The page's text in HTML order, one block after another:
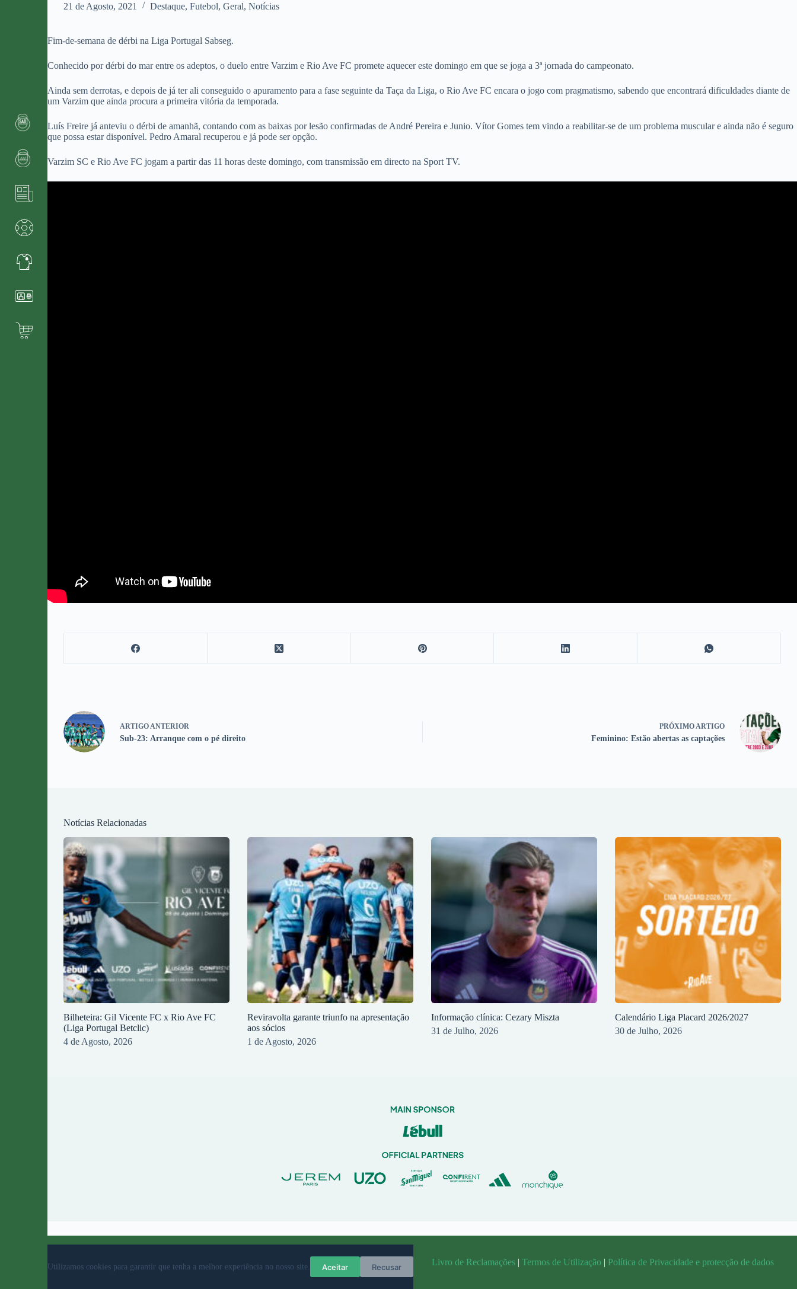
Utilizamos cookies para garantir que tenha a melhor experiência no nosso site. Aceitar Recusar
21 de Agosto, 2021 Destaque,Futebol,Geral,Notícias
Fim-de-semana de dérbi na Liga Portugal Sabseg.
Conhecido por dérbi do mar entre os adeptos, o duelo entre Varzim e Rio Ave FC promete aquecer este domingo em que se joga a 3ª jornada do campeonato.
Ainda sem derrotas, e depois de já ter ali conseguido o apuramento para a fase seguinte da Taça da Liga, o Rio Ave FC encara o jogo com pragmatismo, sabendo que encontrará dificuldades diante de
um Varzim que ainda procura a primeira vitória da temporada.
Luís Freire já anteviu o dérbi de amanhã, contando com as baixas por lesão confirmadas de André Pereira e Junio. Vítor Gomes tem vindo a reabilitar-se de um problema muscular e ainda não é seguro
que possa estar disponível. Pedro Amaral recuperou e já pode ser opção.
Varzim SC e Rio Ave FC jogam a partir das 11 horas deste domingo, com transmissão em directo na Sport TV.
ARTIGO ANTERIOR
Sub-23: Arranque com o pé direito
PRÓXIMO ARTIGO
Feminino: Estão abertas as captações
Notícias Relacionadas
Bilheteira: Gil Vicente FC x Rio Ave FC
(Liga Portugal Betclic)
4 de Agosto, 2026
Reviravolta garante triunfo na apresentação
aos sócios
1 de Agosto, 2026
Informação clínica: Cezary Miszta
31 de Julho, 2026
Calendário Liga Placard 2026/2027
30 de Julho, 2026
© 2023 Rio Ave Futebol Clube Desenvolvido por Livro de Reclamações | Termos de Utilização | Política de Privacidade e protecção de dados